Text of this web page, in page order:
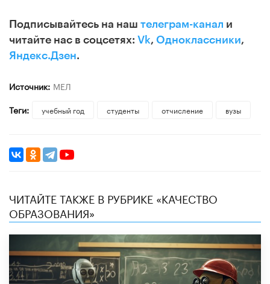
Подписывайтесь на наш телеграм-канал и
читайте нас в соцсетях: Vk, Одноклассники,
Яндекс.Дзен.
Источник: МЕЛ
Теги:
учебный год студенты отчисление вузы
ЧИТАЙТЕ ТАКЖЕ В РУБРИКЕ «КАЧЕСТВО
ОБРАЗОВАНИЯ»